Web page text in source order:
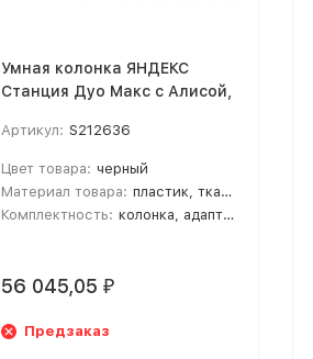
Умная колонка ЯНДЕКС
Станция Дуо Макс с Алисой,
(YNDX-00055BLK)
Артикул: S212636
Цвет товара: черный
Материал товара: пластик, ткань, стекло
Комплектность: колонка, адаптер питания
56 045,05 ₽
Предзаказ